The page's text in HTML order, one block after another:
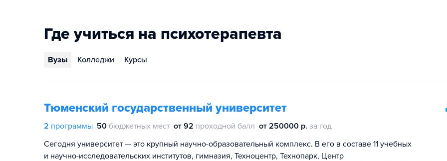
Где учиться на психотерапевта
Вузы Колледжи Курсы
Тюменский государственный университет
2 программы 50 бюджетных мест от 92 проходной балл от 250000 р. за год
Сегодня университет — это крупный научно-образовательный комплекс. В его в составе 11 учебных
и научно-исследовательских институтов, гимназия, Техноцентр, Технопарк, Центр